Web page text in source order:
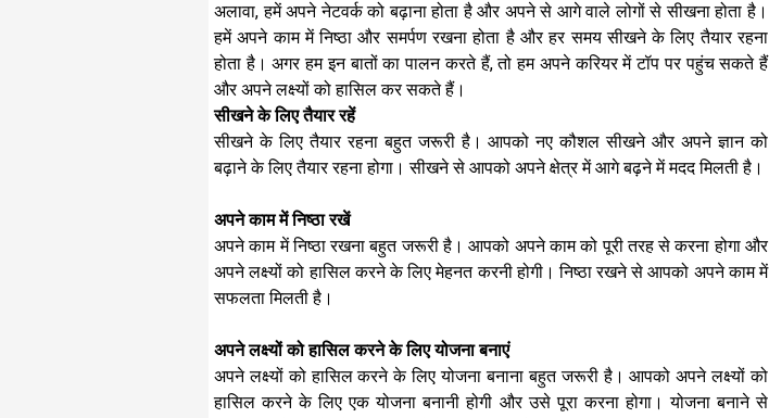
अलावा, हमें अपने नेटवर्क को बढ़ाना होता है और अपने से आगे वाले लोगों से सीखना होता है।
हमें अपने काम में निष्ठा और समर्पण रखना होता है और हर समय सीखने के लिए तैयार रहना
होता है। अगर हम इन बातों का पालन करते हैं, तो हम अपने करियर में टॉप पर पहुंच सकते हैं
और अपने लक्ष्यों को हासिल कर सकते हैं।
सीखने के लिए तैयार रहें
सीखने के लिए तैयार रहना बहुत जरूरी है। आपको नए कौशल सीखने और अपने ज्ञान को
बढ़ाने के लिए तैयार रहना होगा। सीखने से आपको अपने क्षेत्र में आगे बढ़ने में मदद मिलती है।
अपने काम में निष्ठा रखें
अपने काम में निष्ठा रखना बहुत जरूरी है। आपको अपने काम को पूरी तरह से करना होगा और
अपने लक्ष्यों को हासिल करने के लिए मेहनत करनी होगी। निष्ठा रखने से आपको अपने काम में
सफलता मिलती है।
अपने लक्ष्यों को हासिल करने के लिए योजना बनाएं
अपने लक्ष्यों को हासिल करने के लिए योजना बनाना बहुत जरूरी है। आपको अपने लक्ष्यों को
हासिल करने के लिए एक योजना बनानी होगी और उसे पूरा करना होगा। योजना बनाने से